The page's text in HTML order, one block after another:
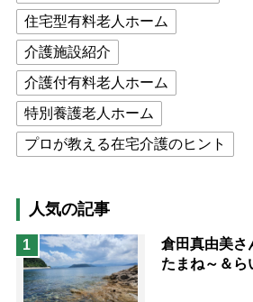
住宅型有料老人ホーム
介護施設紹介
介護付有料老人ホーム
特別養護老人ホーム
プロが教える在宅介護のヒント
高木ブー
ケアマネジャー
猫が母になつきません
息子の遠距離介護サバイバル術
兄がボケました
人気の記事
1
倉田真由美さ
たまね～＆ら